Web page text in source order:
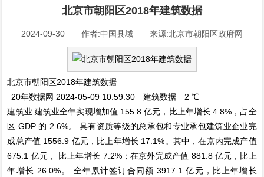
北京市朝阳区2018年建筑数据
2024-09-30 作者:中国县域 来源:北京市朝阳区政府网
北京市朝阳区2018年建筑数据
20年数据网 2024-05-09 10:59:30 建筑数据 2 ℃
建筑业 建筑业全年实现增加值 155.8 亿元，比上年增长 4.8%，占全
区 GDP 的 2.6%。 具有资质等级的总承包和专业承包建筑业企业完
成总产值 1556.9 亿元，比上年增长 17.1%。其中，在京内完成产值
675.1 亿元， 比上年增长 7.2%；在京外完成产值 881.8 亿元，比上
年增长 26.0%。 全年累计签订合同额 3917.1 亿元，比上年增长